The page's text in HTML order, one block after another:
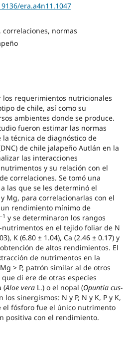
era.a4n11.1047
normas
los requerimientos nutricionales
de chile, así como su
ambientes donde se produce.
fueron estimar las normas
técnica de diagnóstico de
de chile jalapeño Autlán en la
las interacciones
y su relación con el
correlaciones. Se tomó una
las que se les determinó el
Mg, para correlacionarlas con el
rendimiento mínimo de
−1 y se determinaron los rangos
nutrimentos en el tejido foliar de N
K (6.80 ± 1.04), Ca (2.46 ± 0.17) y
de altos rendimientos. El
de nutrimentos en la
> P, patrón similar al de otros
di ere de otras especies
(Aloe veraL.) o el nopal (Opuntia cus-
los sinergismos: N y P, N y K, P y K,
el fósforo fue el único nutrimento
positiva con el rendimiento.